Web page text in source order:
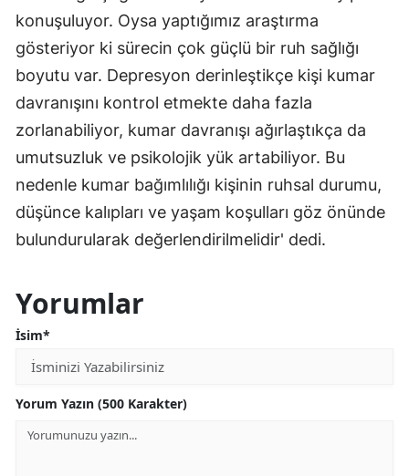
konuşuluyor. Oysa yaptığımız araştırma
gösteriyor ki sürecin çok güçlü bir ruh sağlığı
boyutu var. Depresyon derinleştikçe kişi kumar
davranışını kontrol etmekte daha fazla
zorlanabiliyor, kumar davranışı ağırlaştıkça da
umutsuzluk ve psikolojik yük artabiliyor. Bu
nedenle kumar bağımlılığı kişinin ruhsal durumu,
düşünce kalıpları ve yaşam koşulları göz önünde
bulundurularak değerlendirilmelidir' dedi.
Yorumlar
İsim*
Yorum Yazın (500 Karakter)